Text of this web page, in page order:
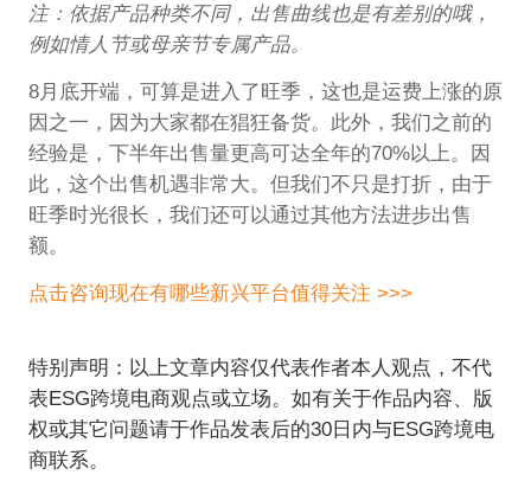
注：依据产品种类不同，出售曲线也是有差别的哦，
例如情人节或母亲节专属产品。
8月底开端，可算是进入了旺季，这也是运费上涨的原
因之一，因为大家都在猖狂备货。此外，我们之前的
经验是，下半年出售量更高可达全年的70%以上。因
此，这个出售机遇非常大。但我们不只是打折，由于
旺季时光很长，我们还可以通过其他方法进步出售
额。
点击咨询现在有哪些新兴平台值得关注 >>>
特别声明：以上文章内容仅代表作者本人观点，不代
表ESG跨境电商观点或立场。如有关于作品内容、版
权或其它问题请于作品发表后的30日内与ESG跨境电
商联系。